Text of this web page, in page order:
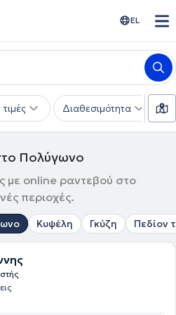
EL
Διαθεσιμότητα
Πολύγωνο
με online ραντεβού στο
περιοχές.
Κυψέλη Γκύζη Πεδίον